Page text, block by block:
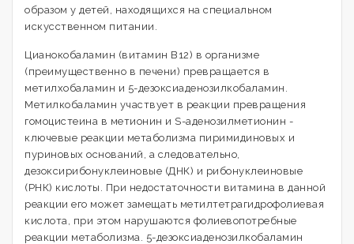
образом у детей, находящихся на специальном
искусственном питании.
Цианокобаламин (витамин В12) в организме
(преимущественно в печени) превращается в
метилхобаламин и 5-дезоксиаденозилкобаламин.
Метилкобаламин участвует в реакции превращения
гомоцистеина в метионин и S-аденозилметионин -
ключевые реакции метаболизма пиримидиновых и
пуриновых оснований, а следовательно,
дезоксирибонуклеиновые (ДНК) и рибонуклеиновые
(РНК) кислоты. При недостаточности витамина в данной
реакции его может замещать метилтетрагидрофолиевая
кислота, при этом нарушаются фолиевопотребные
реакции метаболизма. 5-дезоксиаденозилкобаламин